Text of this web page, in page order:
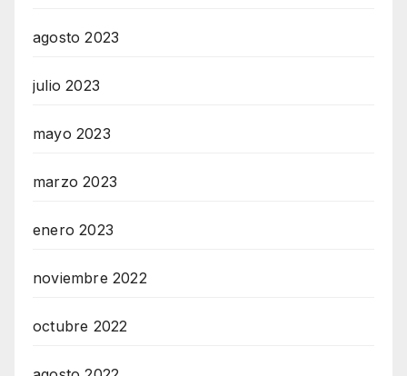
agosto 2023
julio 2023
mayo 2023
marzo 2023
enero 2023
noviembre 2022
octubre 2022